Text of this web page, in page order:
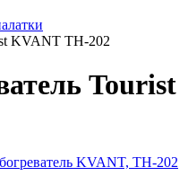
KVANT TH-202
Tourist